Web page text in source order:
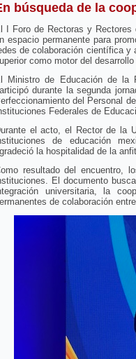
búsqueda de la
I Foro de Rectoras y Rectores
espacio permanente para
de colaboración científica y
como motor del desarrollo
Ministro de Educación de la
durante la segunda
del Personal
Federales de
el acto, el Rector de la
de educación
la hospitalidad de la
resultado del encuentro,
El documento
universitaria, la
de colaboración